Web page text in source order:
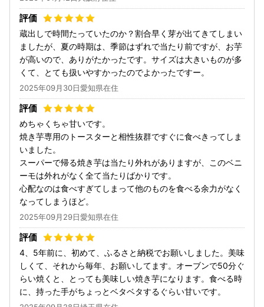
蔵出しで時間たっていたのか？割合早く芽が出てきてしまい
ましたが、夏の時期は、季節はずれで当たり前ですが、お芋
が高いので、ありがたかったです。サイズは大きいものが多
くて、とても扱いやすかったのでよかったですー。
2025年09月30日愛知県在住
めちゃくちゃ甘いです。
焼き芋専用のトースターと相性抜群ですぐに食べきってしま
いました。
スーパーで帰る焼き芋は当たり外れがありますが、このベニ
ーモは外れがなく全て当たりばかりです。
心配なのは食べすぎてしまって他のものを食べる余力がなく
なってしまうほど。
2025年09月29日愛知県在住
4、5年前に、初めて、ふるさと納税でお願いしました。美味
しくて、それから毎年、お願いしてます。オーブンで50分ぐ
らい焼くと、とっても美味しい焼き芋になります。食べる時
に、持った手がちょっとベタベタするぐらい甘いです。